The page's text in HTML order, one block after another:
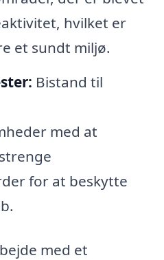
hvilket er
et sundt miljø.
Bistand til
med at
for at beskytte
med et